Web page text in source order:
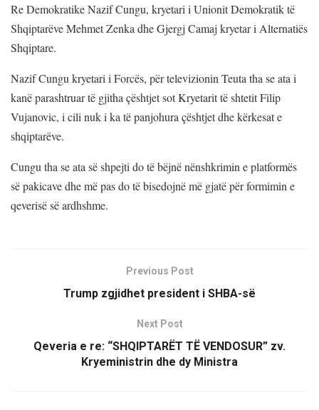
Re Demokratike Nazif Cungu, kryetari i Unionit Demokratik të
Shqiptarëve Mehmet Zenka dhe Gjergj Camaj kryetar i Alternatiës
Shqiptare.
Nazif Cungu kryetari i Forcës, për televizionin Teuta tha se ata i
kanë parashtruar të gjitha çështjet sot Kryetarit të shtetit Filip
Vujanovic, i cili nuk i ka të panjohura çështjet dhe kërkesat e
shqiptarëve.
Cungu tha se ata së shpejti do të bëjnë nënshkrimin e platformës
së pakicave dhe më pas do të bisedojnë më gjatë për formimin e
qeverisë së ardhshme.
Previous Post
Trump zgjidhet president i SHBA-së
Next Post
Qeveria e re: “SHQIPTARËT TË VENDOSUR” zv.
Kryeministrin dhe dy Ministra